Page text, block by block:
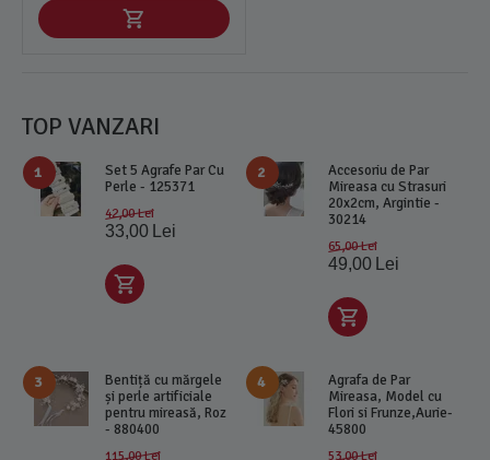
TOP VANZARI
1
Set 5 Agrafe Par Cu
Perle - 125371
42,00 Lei
33,00 Lei
2
Accesoriu de Par
Mireasa cu Strasuri
20x2cm, Argintie -
30214
65,00 Lei
49,00 Lei
3
Bentiță cu mărgele
și perle artificiale
pentru mireasă, Roz
- 880400
115,00 Lei
4
Agrafa de Par
Mireasa, Model cu
Flori si Frunze,Aurie-
45800
53,00 Lei